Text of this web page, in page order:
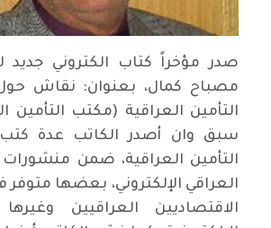
صدر مؤخراً كتاب الكتروني جديد
مصباح كمال، بعنوان: نقاش
سبق وان أصدر الكاتب عدة
التأمين العراقية، ضمن منشورات
العراقي الإلكتروني، بعضها
الاقتصاديين العراقيين